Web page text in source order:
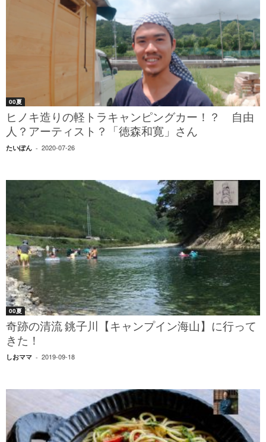
00夏
ヒノキ造りの軽トラキャンピングカー！？ 自由
人？アーティスト？「徳森和寛」さん
たいぽん - 2020-07-26
00夏
奇跡の清流 銚子川【キャンプイン海山】に行って
きた！
しおママ - 2019-09-18